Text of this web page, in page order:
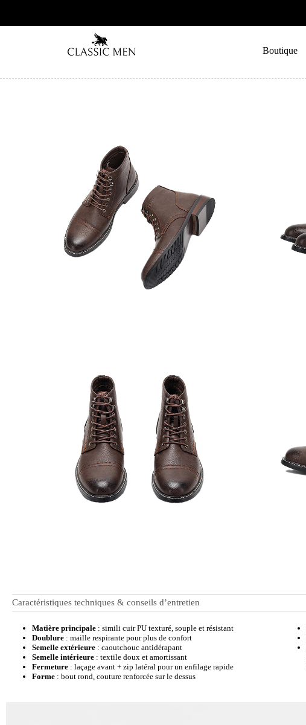
Boutique
Caractéristiques techniques & conseils d’entretien
Matière principale: simili cuir PU texturé, souple et résistant
Doublure: maille respirante pour plus de confort
Semelle extérieure: caoutchouc antidérapant
Semelle intérieure: textile doux et amortissant
Fermeture: laçage avant + zip latéral pour un enfilage rapide
Forme: bout rond, couture renforcée sur le dessus